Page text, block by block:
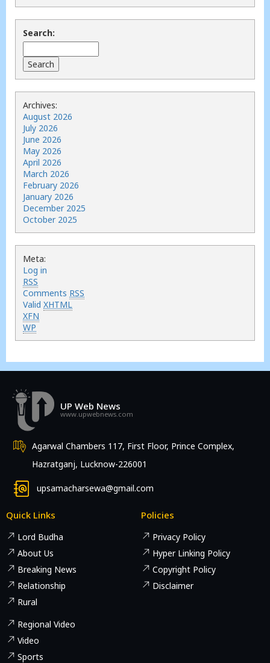
Search:
Archives:
August 2026
July 2026
June 2026
May 2026
April 2026
March 2026
February 2026
January 2026
December 2025
October 2025
Meta:
Log in
RSS
Comments RSS
Valid XHTML
XFN
WP
UP Web News
www.upwebnews.com
Agarwal Chambers 117, First Floor, Prince Complex,
Hazratganj, Lucknow-226001
upsamacharsewa@gmail.com
Quick Links
Lord Budha
About Us
Breaking News
Relationship
Rural
Regional Video
Video
Sports
Policies
Privacy Policy
Hyper Linking Policy
Copyright Policy
Disclaimer